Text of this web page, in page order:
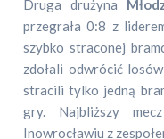
Druga drużyna
przegrała 0:8 z
szybko straconej
zdołali odwrócić
stracili tylko jedną
gry. Najbliższy
Inowrocławiu z